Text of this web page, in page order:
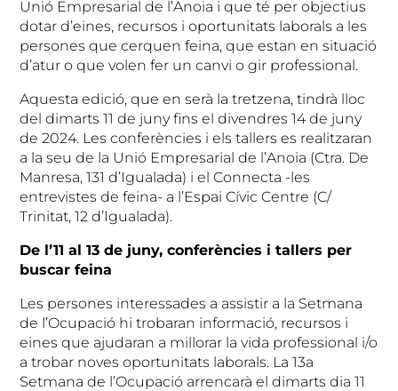
Unió Empresarial de l’Anoia i que té per objectius
dotar d’eines, recursos i oportunitats laborals a les
persones que cerquen feina, que estan en situació
d’atur o que volen fer un canvi o gir professional.
Aquesta edició, que en serà la tretzena, tindrà lloc
del dimarts 11 de juny fins el divendres 14 de juny
de 2024. Les conferències i els tallers es realitzaran
a la seu de la Unió Empresarial de l’Anoia (Ctra. De
Manresa, 131 d’Igualada) i el Connecta -les
entrevistes de feina- a l’Espai Cívic Centre (C/
Trinitat, 12 d’Igualada).
De l’11 al 13 de juny, conferències i tallers per
buscar feina
Les persones interessades a assistir a la Setmana
de l’Ocupació hi trobaran informació, recursos i
eines que ajudaran a millorar la vida professional i/o
a trobar noves oportunitats laborals. La 13a
Setmana de l’Ocupació arrencarà el dimarts dia 11